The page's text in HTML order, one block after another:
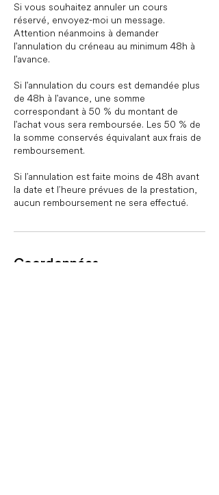
Si vous souhaitez annuler un cours
réservé, envoyez-moi un message.
Attention néanmoins à demander
l'annulation du créneau au minimum 48h à
l'avance.
Si l'annulation du cours est demandée plus
de 48h à l'avance, une somme
correspondant à 50 % du montant de
l'achat vous sera remboursée. Les 50 % de
la somme conservés équivalant aux frais de
remboursement.
Si l’annulation est faite moins de 48h avant
la date et l’heure prévues de la prestation,
aucun remboursement ne sera effectué.
Coordonnées